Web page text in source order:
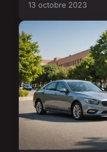
13 octobre 2023